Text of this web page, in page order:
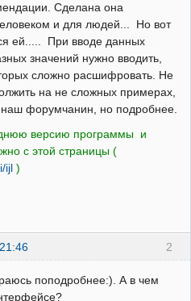
Сделана она
и для людей... Но вот
ей..... При вводе данных
значений нужно вводить,
сложно расшифровать. Не
на не сложных примерах,
наш форумчанин, но подробнее.
версию программы и
с этой страницы (
ijl )
2
поподробнее:). А в чем